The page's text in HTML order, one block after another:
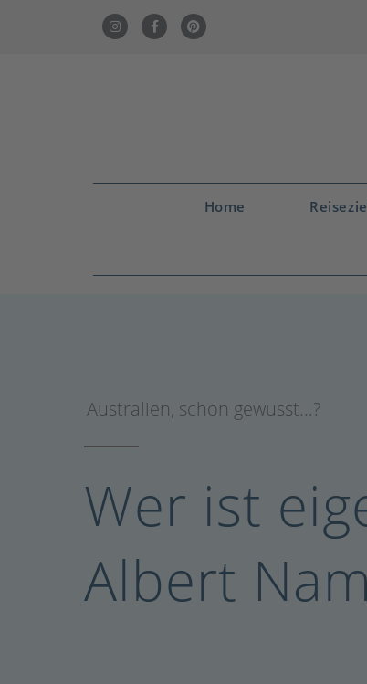
Home
Australien, schon gewusst...?
Wer ist
Albert